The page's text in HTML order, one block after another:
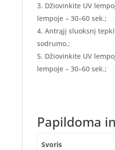
Džiovinkite UV
lempoje – 30–60 sek.;
Antrąjį sluoksnį
sodrumo.;
Džiovinkite UV
lempoje – 30–60 sek.;
Papildoma
Svoris